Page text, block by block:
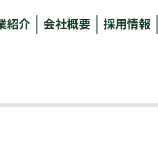
紹介 会社概要 採用情報